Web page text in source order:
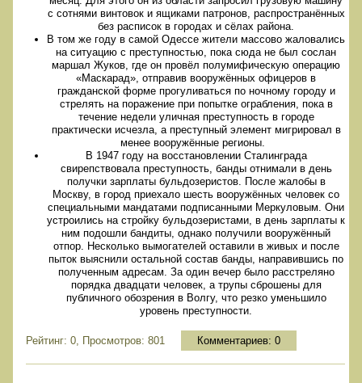
с сотнями винтовок и ящиками патронов, распространённых
без расписок в городах и сёлах района.
В том же году в самой Одессе жители массово жаловались
на ситуацию с преступностью, пока сюда не был сослан
маршал Жуков, где он провёл полумифическую операцию
«Маскарад», отправив вооружённых офицеров в
гражданской форме прогуливаться по ночному городу и
стрелять на поражение при попытке ограбления, пока в
течение недели уличная преступность в городе
практически исчезла, а преступный элемент мигрировал в
менее вооружённые регионы.
В 1947 году на восстановлении Сталинграда
свирепствовала преступность, банды отнимали в день
получки зарплаты бульдозеристов. После жалобы в
Москву, в город приехало шесть вооружённых человек со
специальными мандатами подписанными Меркуловым. Они
устроились на стройку бульдозеристами, в день зарплаты к
ним подошли бандиты, однако получили вооружённый
отпор. Несколько вымогателей оставили в живых и после
пыток выяснили остальной состав банды, направившись по
полученным адресам. За один вечер было расстреляно
порядка двадцати человек, а трупы сброшены для
публичного обозрения в Волгу, что резко уменьшило
уровень преступности.
Рейтинг: 0, Просмотров: 801 Комментариев: 0